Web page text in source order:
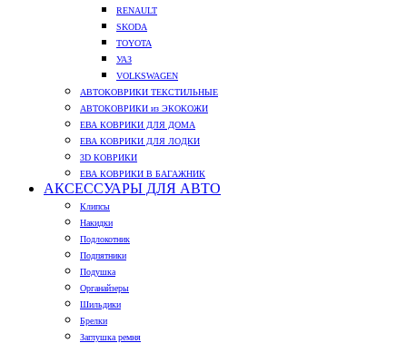
RENAULT
SKODA
TOYOTA
УАЗ
VOLKSWAGEN
АВТОКОВРИКИ ТЕКСТИЛЬНЫЕ
АВТОКОВРИКИ из ЭКОКОЖИ
ЕВА КОВРИКИ ДЛЯ ДОМА
ЕВА КОВРИКИ ДЛЯ ЛОДКИ
3D КОВРИКИ
ЕВА КОВРИКИ В БАГАЖНИК
АКСЕССУАРЫ ДЛЯ АВТО
Клипсы
Накидки
Подлокотник
Подпятники
Подушка
Органайзеры
Шильдики
Брелки
Заглушка ремня